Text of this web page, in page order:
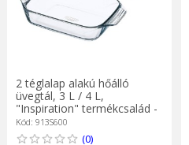
2 téglalap alakú hőálló
üvegtál, 3 L / 4 L,
"Inspiration" termékcsalád -
Pyrex
Kód: 913S600
(0)